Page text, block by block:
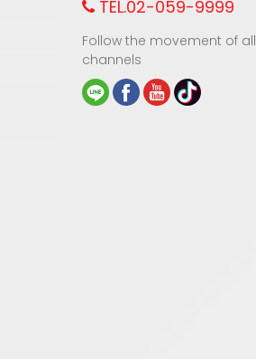
TEL.02-059-9999
Follow the movement of all
channels